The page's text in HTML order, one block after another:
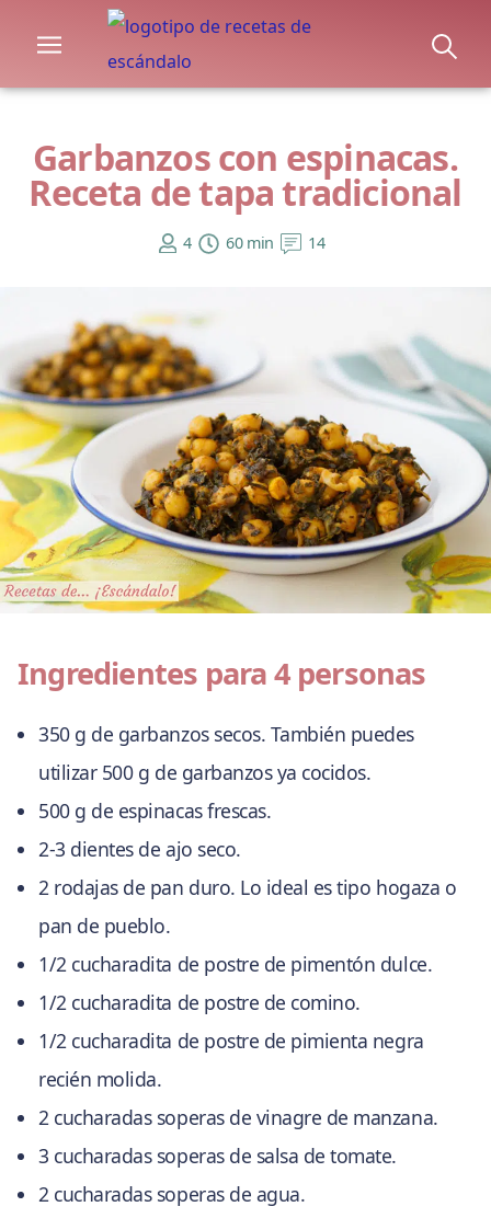
Garbanzos con espinacas.
Receta de tapa tradicional
4 60 min 14
Ingredientes para 4 personas
350 g de garbanzos secos. También puedes
utilizar 500 g de garbanzos ya cocidos.
500 g de espinacas frescas.
2-3 dientes de ajo seco.
2 rodajas de pan duro. Lo ideal es tipo hogaza o
pan de pueblo.
1/2 cucharadita de postre de pimentón dulce.
1/2 cucharadita de postre de comino.
1/2 cucharadita de postre de pimienta negra
recién molida.
2 cucharadas soperas de vinagre de manzana.
3 cucharadas soperas de salsa de tomate.
2 cucharadas soperas de agua.